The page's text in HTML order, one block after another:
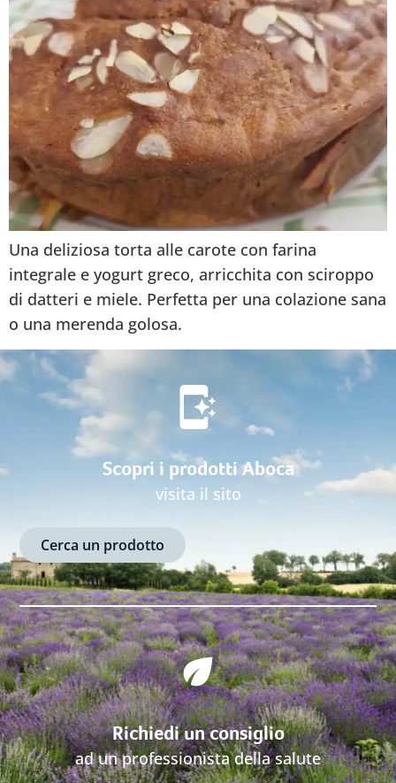
Una deliziosa torta alle carote con farina
integrale e yogurt greco, arricchita con sciroppo
di datteri e miele. Perfetta per una colazione sana
o una merenda golosa.
Scopri i prodotti Aboca
visita il sito
Cerca un prodotto
Richiedi un consiglio
ad un professionista della salute